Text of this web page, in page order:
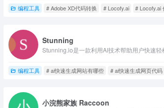
编程工具 # Adobe XD代码转换 # Locofy.ai # Locofy.ai
Stunning
编程工具 # ai快速生成网站有哪些 # ai快速生成网页代码
小浣熊家族 Raccoon